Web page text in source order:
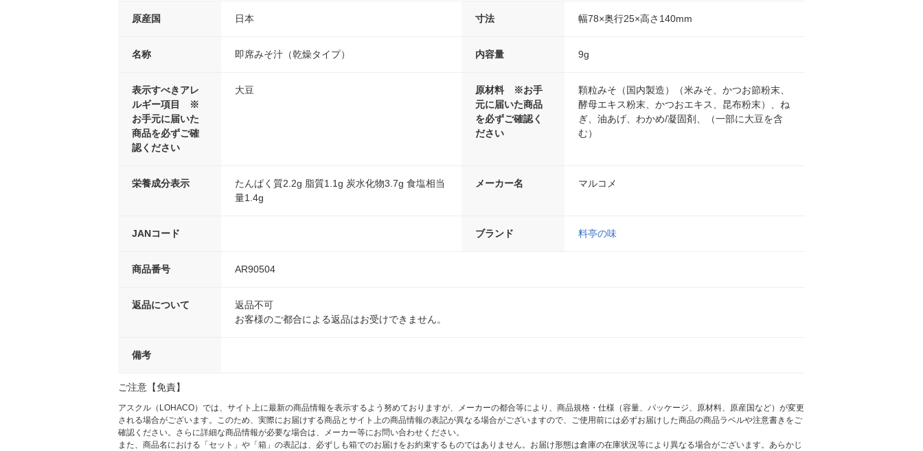
原産国 日本 寸法 幅78×奥行25×高さ140mm
名称 即席みそ汁（乾燥タイプ） 内容量 9g
表示すべきアレ
ルギー項目 ※
お手元に届いた
商品を必ずご確
認ください
大豆
原材料 ※お手
元に届いた商品
を必ずご確認く
ださい
顆粒みそ（国内製造）（米みそ、かつお節粉末、
酵母エキス粉末、かつおエキス、昆布粉末）、ね
ぎ、油あげ、わかめ/凝固剤、（一部に大豆を含
む）
栄養成分表示
たんぱく質2.2g 脂質1.1g 炭水化物3.7g 食塩相当
量1.4g
メーカー名 マルコメ
JANコード ブランド 料亭の味
商品番号 AR90504
返品について
返品不可
お客様のご都合による返品はお受けできません。
備考
ご注意【免責】
アスクル（LOHACO）では、サイト上に最新の商品情報を表示するよう努めておりますが、メーカーの都合等により、商品規格・仕様（容量、パッケージ、原材料、原産国など）が変更
される場合がございます。このため、実際にお届けする商品とサイト上の商品情報の表記が異なる場合がございますので、ご使用前には必ずお届けした商品の商品ラベルや注意書きをご
確認ください。さらに詳細な商品情報が必要な場合は、メーカー等にお問い合わせください。
また、商品名における「セット」や「箱」の表記は、必ずしも箱でのお届けをお約束するものではありません。お届け形態は倉庫の在庫状況等により異なる場合がございます。あらかじ